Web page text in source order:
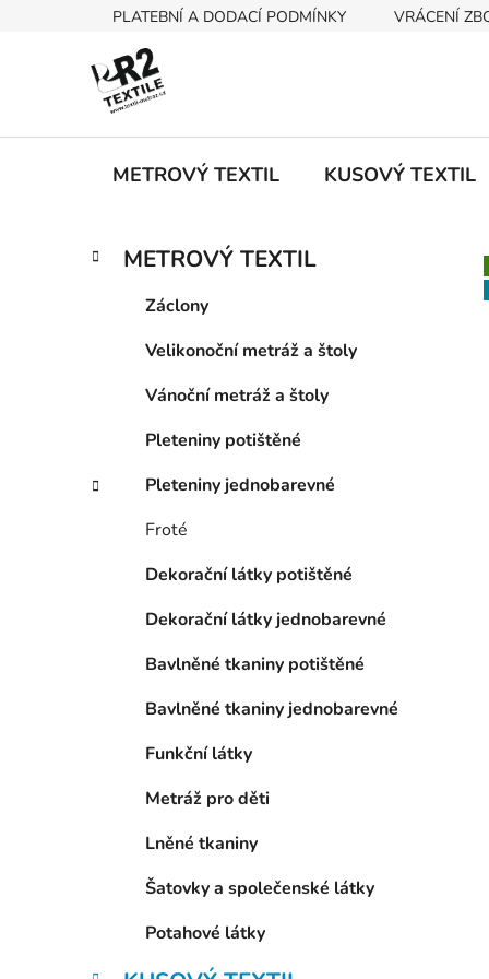
PLATEBNÍ A DODACÍ PODMÍNKY VRÁCENÍ
METROVÝ TEXTIL KUSOVÝ TEXTIL
P
í
p
Přeskočit
kategorie
K
a
METROVÝ TEXTIL
Záclony
Velikonoční metráž a štoly
Vánoční metráž a štoly
Pleteniny potištěné
Pleteniny jednobarevné
Froté
Dekorační látky potištěné
Dekorační látky jednobarevné
Bavlněné tkaniny potištěné
Bavlněné tkaniny jednobarevné
Funkční látky
Metráž pro děti
Lněné tkaniny
Šatovky a společenské látky
Potahové látky